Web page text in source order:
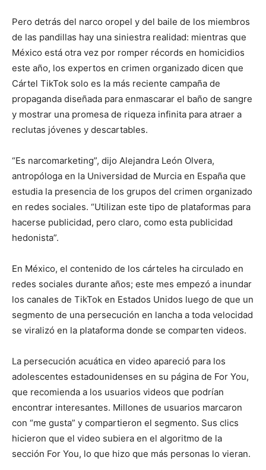
Pero detrás del narco oropel y del baile de los miembros
de las pandillas hay una siniestra realidad: mientras que
México está otra vez por romper récords en homicidios
este año, los expertos en crimen organizado dicen que
Cártel TikTok solo es la más reciente campaña de
propaganda diseñada para enmascarar el baño de sangre
y mostrar una promesa de riqueza infinita para atraer a
reclutas jóvenes y descartables.
“Es narcomarketing”, dijo Alejandra León Olvera,
antropóloga en la Universidad de Murcia en España que
estudia la presencia de los grupos del crimen organizado
en redes sociales. “Utilizan este tipo de plataformas para
hacerse publicidad, pero claro, como esta publicidad
hedonista”.
En México, el contenido de los cárteles ha circulado en
redes sociales durante años; este mes empezó a inundar
los canales de TikTok en Estados Unidos luego de que un
segmento de una persecución en lancha a toda velocidad
se viralizó en la plataforma donde se comparten videos.
La persecución acuática en video apareció para los
adolescentes estadounidenses en su página de For You,
que recomienda a los usuarios videos que podrían
encontrar interesantes. Millones de usuarios marcaron
con “me gusta” y compartieron el segmento. Sus clics
hicieron que el video subiera en el algoritmo de la
sección For You, lo que hizo que más personas lo vieran.